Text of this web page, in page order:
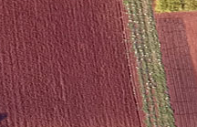
znanstveno-istraživačkih
projekata. Sudionici –
doprinijeti rješavanju